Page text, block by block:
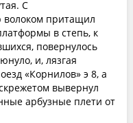
С
волоком притащил
в степь, к
повернулось
и, лязгая
«Корнилов» э 8, а
вывернул
арбузные плети от